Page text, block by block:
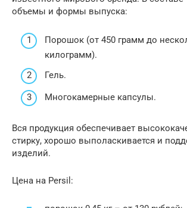
объемы и формы выпуска:
Порошок (от 450 грамм до
килограмм).
Гель.
Многокамерные капсулы.
Вся продукция обеспечивает
стирку, хорошо выполаскивается и
изделий.
Цена на Persil: